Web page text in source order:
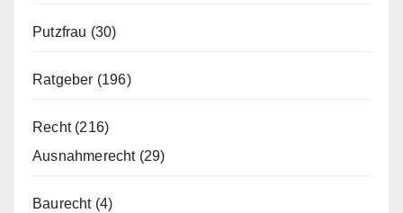
Putzfrau (30)
Ratgeber (196)
Recht(216)
Ausnahmerecht(29)
Baurecht(4)